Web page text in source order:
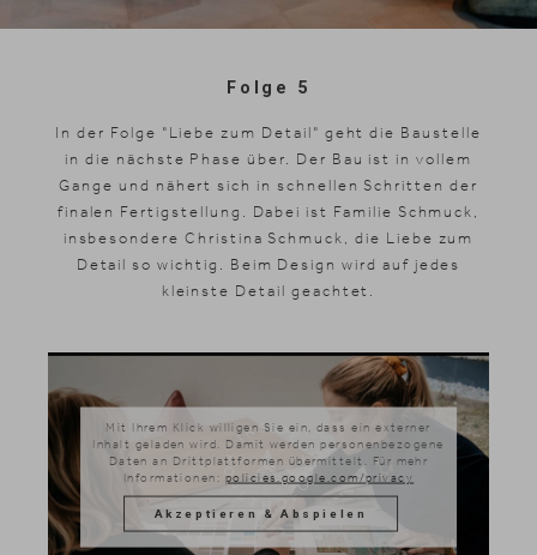
Skifahren
Folge 5
In der Folge "Liebe zum Detail" geht die Baustelle
in die nächste Phase über. Der Bau ist in vollem
Gange und nähert sich in schnellen Schritten der
finalen Fertigstellung. Dabei ist Familie Schmuck,
insbesondere Christina Schmuck, die Liebe zum
Detail so wichtig. Beim Design wird auf jedes
kleinste Detail geachtet.
Mit Ihrem Klick willigen Sie ein, dass ein externer
Inhalt geladen wird. Damit werden personenbezogene
Daten an Drittplattformen übermittelt. Für mehr
Informationen: policies.google.com/privacy
Akzeptieren & Abspielen